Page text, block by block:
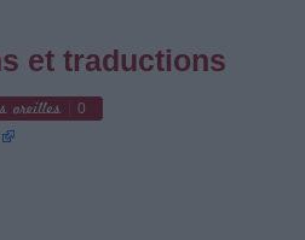
et traductions
0